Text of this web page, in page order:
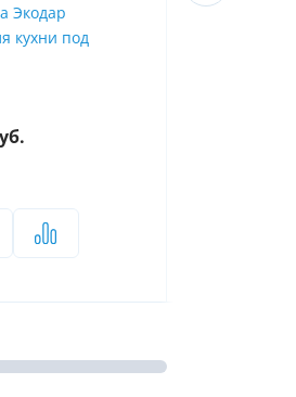
Экодар
кухни под